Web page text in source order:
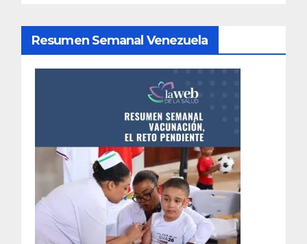
Resumen Semanal Venezuela